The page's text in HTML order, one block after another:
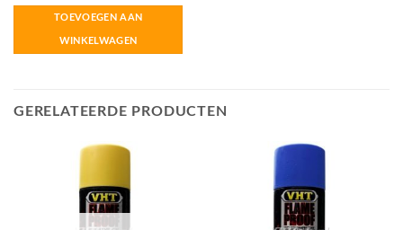
TOEVOEGEN AAN
WINKELWAGEN
GERELATEERDE PRODUCTEN